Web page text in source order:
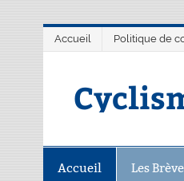
Accueil Politique de
Accueil Les